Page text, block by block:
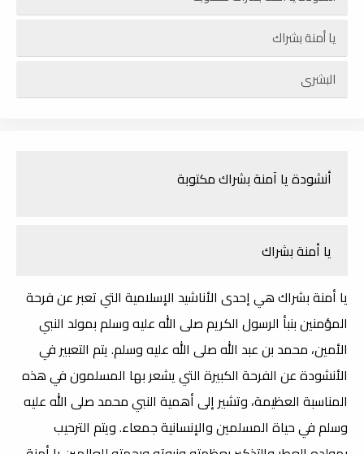
يا أمنة بشراك
البشرى
أنشودة يا آمنة بشراك مكتوبة
يا أمنة بشراك
يا أمنة بشراك هي إحدى الأناشيد الإسلامية التي تعبر عن فرحة
المؤمنين بنبأ الرسول الكريم صلى الله عليه وسلم بمولد النبي
الأمين، محمد بن عبد الله صلى الله عليه وسلم. يتم التعبير في
الأنشودة عن الفرحة الكبيرة التي يشعر بها المسلمون في هذه
المناسبة العظيمة، وتشير إلى أهمية النبي محمد صلى الله عليه
وسلم في حياة المسلمين والإنسانية جمعاء. ويتم الترحيب